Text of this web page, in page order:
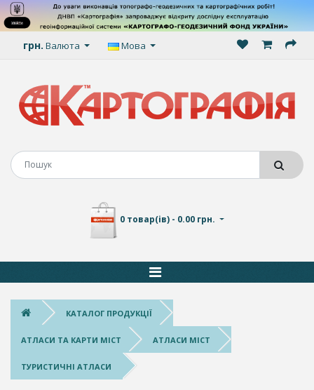
грн. Валюта Мова
0 товар(ів) - 0.00 грн.
КАТАЛОГ ПРОДУКЦІЇ
АТЛАСИ ТА КАРТИ МІСТ АТЛАСИ МІСТ
ТУРИСТИЧНІ АТЛАСИ